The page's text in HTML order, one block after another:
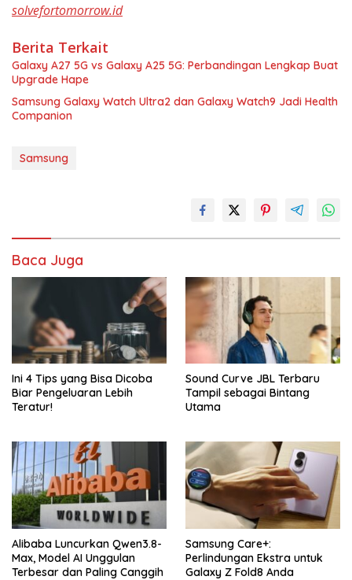
solvefortomorrow.id
Berita Terkait
Galaxy A27 5G vs Galaxy A25 5G: Perbandingan Lengkap Buat
Upgrade Hape
Samsung Galaxy Watch Ultra2 dan Galaxy Watch9 Jadi Health
Companion
Samsung
Baca Juga
Ini 4 Tips yang Bisa Dicoba
Biar Pengeluaran Lebih
Teratur!
Sound Curve JBL Terbaru
Tampil sebagai Bintang
Utama
Alibaba Luncurkan Qwen3.8-
Max, Model AI Unggulan
Terbesar dan Paling Canggih
Samsung Care+:
Perlindungan Ekstra untuk
Galaxy Z Fold8 Anda